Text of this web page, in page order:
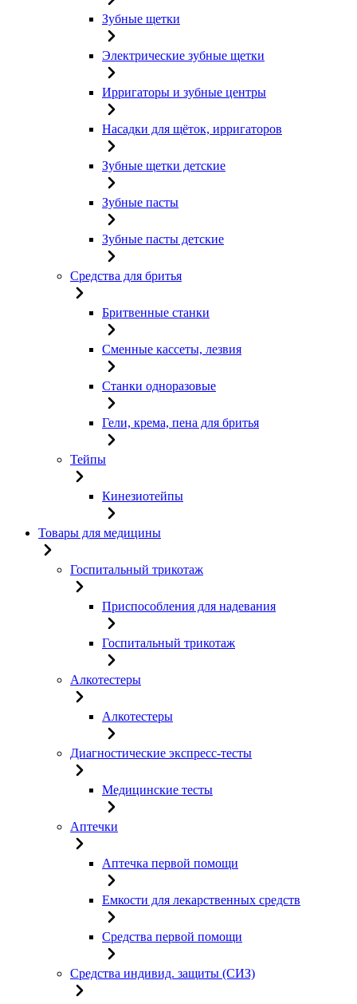
Зубные щетки
Электрические зубные щетки
Ирригаторы и зубные центры
Насадки для щёток, ирригаторов
Зубные щетки детские
Зубные пасты
Зубные пасты детские
Средства для бритья
Бритвенные станки
Сменные кассеты, лезвия
Станки одноразовые
Гели, крема, пена для бритья
Тейпы
Кинезиотейпы
Товары для медицины
Госпитальный трикотаж
Приспособления для надевания
Госпитальный трикотаж
Алкотестеры
Алкотестеры
Диагностические экспресс-тесты
Медицинские тесты
Аптечки
Аптечка первой помощи
Емкости для лекарственных средств
Средства первой помощи
Средства индивид. защиты (СИЗ)